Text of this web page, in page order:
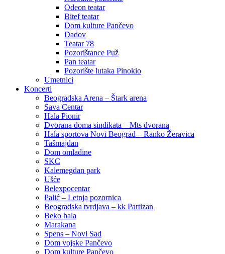
Odeon teatar
Bitef teatar
Dom kulture Pančevo
Dadov
Teatar 78
Pozorištance Puž
Pan teatar
Pozorište lutaka Pinokio
Umetnici
Koncerti
Beogradska Arena – Štark arena
Sava Centar
Hala Pionir
Dvorana doma sindikata – Mts dvorana
Hala sportova Novi Beograd – Ranko Žeravica
Tašmajdan
Dom omladine
SKC
Kalemegdan park
Ušće
Belexpocentar
Palić – Letnja pozornica
Beogradska tvrdjava – kk Partizan
Beko hala
Marakana
Spens – Novi Sad
Dom vojske Pančevo
Dom kulture Pančevo